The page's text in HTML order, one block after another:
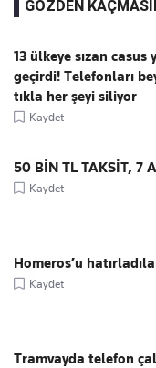
GÖZDEN
13 ülkeye sızan casus
geçirdi! Telefonları
tıkla her şeyi siliyor
Kaydet
50 BİN TL TAKSİT, 7
Kaydet
Homeros’u
Kaydet
Tramvayda telefon